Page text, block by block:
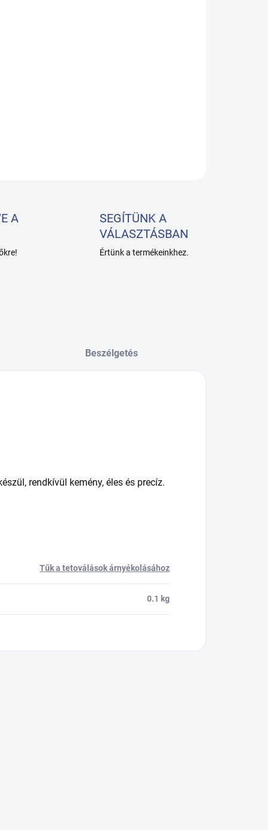
A
SEGÍTÜNK A
VÁLASZTÁSBAN
Értünk a termékeinkhez.
Beszélgetés
rendkívül kemény, éles és precíz.
Tűk a tetoválások árnyékolásához
0.1 kg